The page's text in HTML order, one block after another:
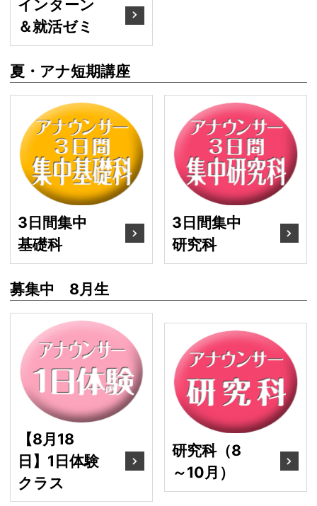
インターン
＆就活ゼミ
夏・アナ短期講座
3日間集中基礎科
3日間集中
基礎科
3日間集中
研究科
募集中 8月生
【8月18日】1日体験ク
【8月18
日】1日体験
クラス
研究科（8
～10月）